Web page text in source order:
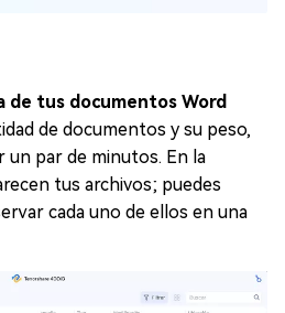
de tus documentos Word
de documentos y su peso,
un par de minutos. En la
tus archivos; puedes
cada uno de ellos en una